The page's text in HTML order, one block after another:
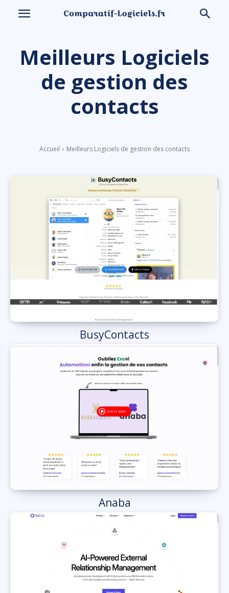
Meilleurs Logiciels
de gestion des
contacts
Accueil Meilleurs Logiciels de gestion des contacts
BusyContacts
Anaba